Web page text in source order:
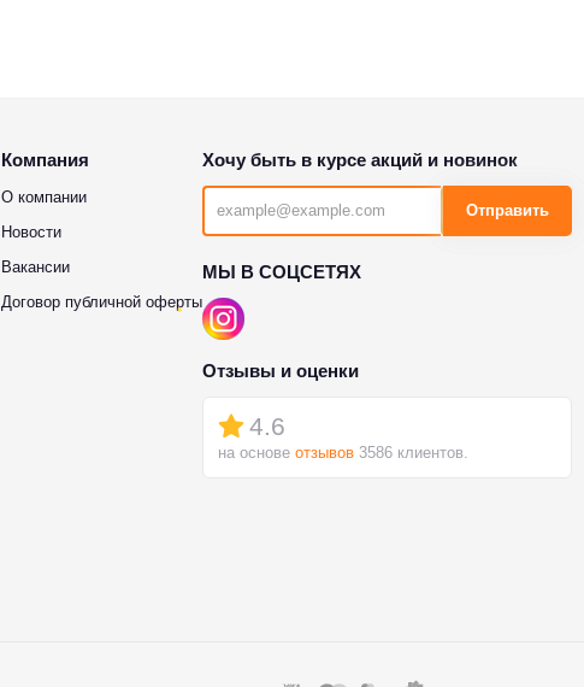
Компания
О компании
Новости
Вакансии
Договор публичной оферты
Хочу быть в курсе акций и новинок
Отправить
МЫ В СОЦСЕТЯХ
Отзывы и оценки
4.6
на основе отзывов 3586 клиентов.